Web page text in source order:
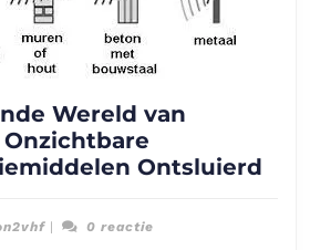
Wereld van
Ontsluierd
on2vhf
| 0 reactie